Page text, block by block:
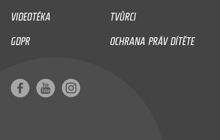
VIDEOTÉKA
TVŮRCI
GDPR
OCHRANA PRÁV DÍTĚTE